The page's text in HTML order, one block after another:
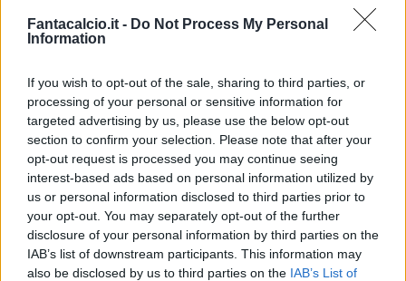
Fantacalcio.it - Do Not Process My Personal
Information
If you wish to opt-out of the sale, sharing to third parties, or
processing of your personal or sensitive information for
targeted advertising by us, please use the below opt-out
section to confirm your selection. Please note that after your
opt-out request is processed you may continue seeing
interest-based ads based on personal information utilized by
us or personal information disclosed to third parties prior to
your opt-out. You may separately opt-out of the further
disclosure of your personal information by third parties on the
IAB’s list of downstream participants. This information may
also be disclosed by us to third parties on the IAB’s List of
di euro per la cessione di Soulè. Il giocatore,
piacerebbe giocatore inPremier League.